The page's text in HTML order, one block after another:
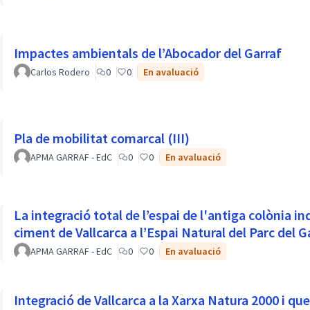
Impactes ambientals de l’Abocador del Garraf
Carlos Rodero 0 0 En avaluació
Pla de mobilitat comarcal (III)
APMA GARRAF - EdC 0 0 En avaluació
La integració total de l’espai de l'antiga colònia
ciment de Vallcarca a l’Espai Natural del Parc del
APMA GARRAF - EdC 0 0 En avaluació
Integració de Vallcarca a la Xarxa Natura 2000 i